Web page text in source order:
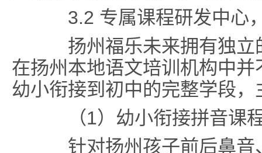
3.2 专属课程研发中心
扬州福乐未来拥有独立
在扬州本地语文培训机构中
幼小衔接到初中的完整学段，
（1）幼小衔接拼音课
针对扬州孩子前后鼻音